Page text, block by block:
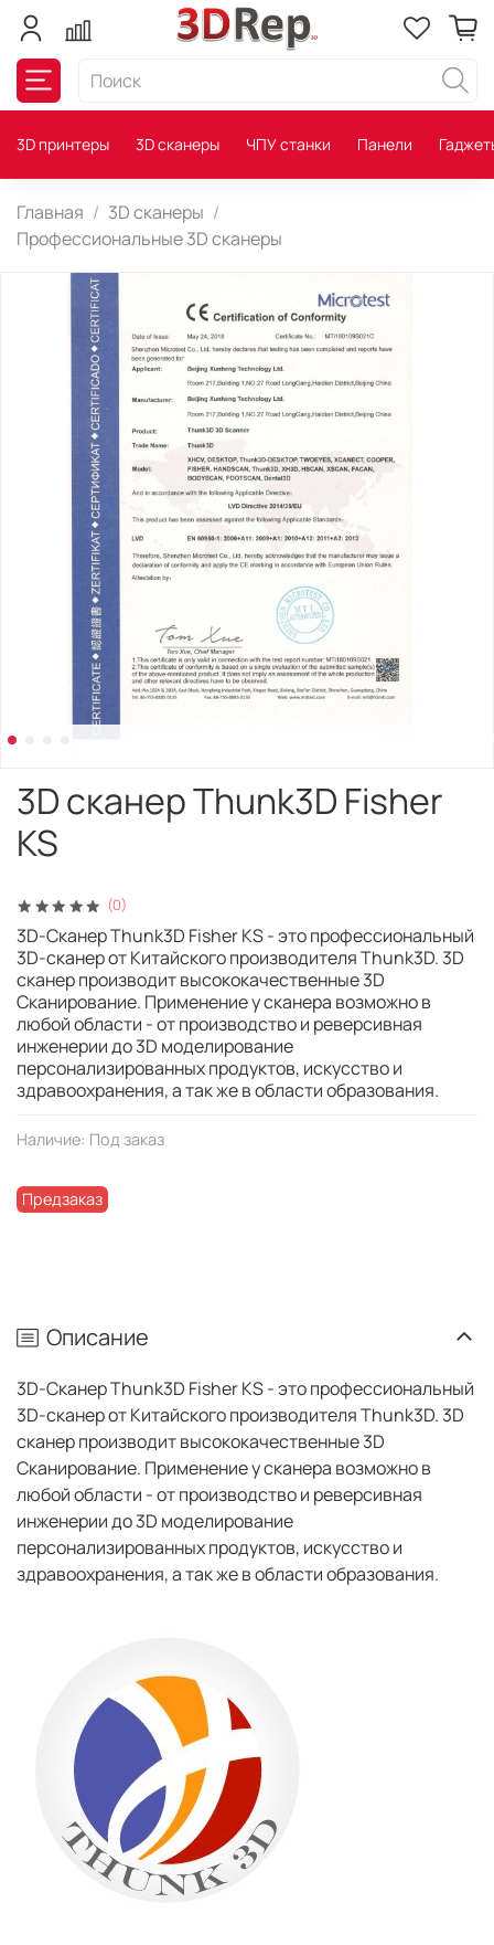
3D принтеры 3D сканеры ЧПУ станки Панели
Главная
3D сканеры
Профессиональные 3D сканеры
(0)
Наличие: Под заказ
Предзаказ
3D сканер Thunk3D Fisher
KS
3D-Сканер Thunk3D Fisher KS - это профессиональный
3D-сканер от Китайского производителя Thunk3D. 3D
сканер производит высококачественные 3D
Сканирование. Применение у сканера возможно в
любой области - от производство и реверсивная
инженерии до 3D моделирование
персонализированных продуктов, искусство и
здравоохранения, а так же в области образования.
Описание
3D-Сканер Thunk3D Fisher KS - это профессиональный
3D-сканер от Китайского производителя Thunk3D. 3D
сканер производит высококачественные 3D
Сканирование. Применение у сканера возможно в
любой области - от производство и реверсивная
инженерии до 3D моделирование
персонализированных продуктов, искусство и
здравоохранения, а так же в области образования.